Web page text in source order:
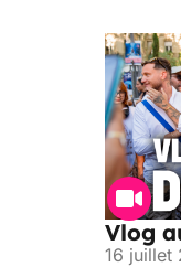
Vlog
16 juillet